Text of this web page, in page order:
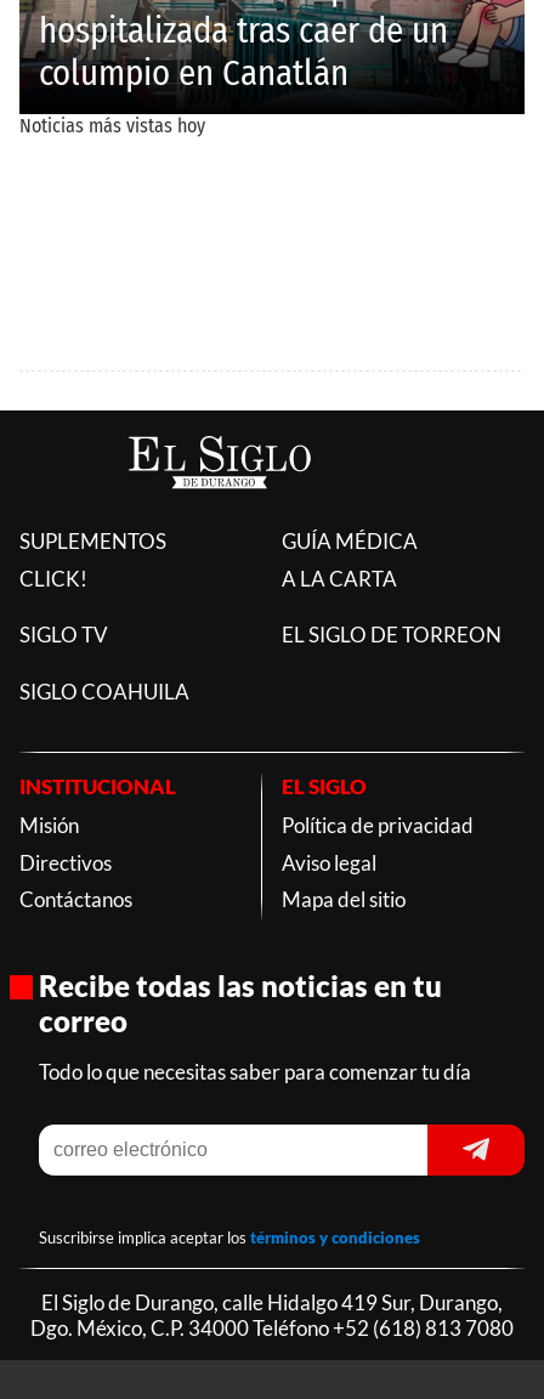
SUPLEMENTOS
CLICK!
GUÍA MÉDICA
A LA CARTA
SIGLO TV EL SIGLO DE TORREON
SIGLO COAHUILA
INSTITUCIONAL
Misión
Directivos
Contáctanos
EL SIGLO
Política de privacidad
Aviso legal
Mapa del sitio
Recibe todas las noticias en tu
correo
Todo lo que necesitas saber para comenzar tu día
Suscribirse implica aceptar los términos y condiciones
El Siglo de Durango, calle Hidalgo 419 Sur, Durango,
Dgo. México, C.P. 34000 Teléfono+52 (618) 813 7080